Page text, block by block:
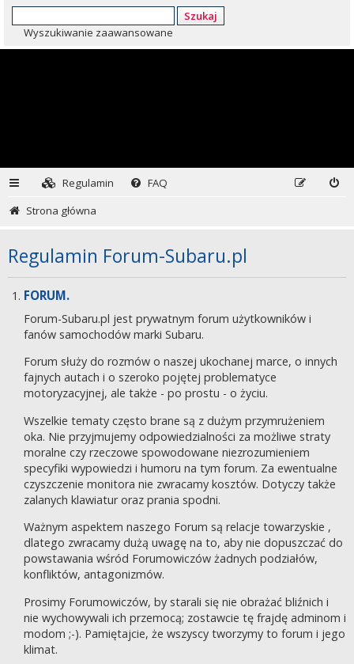
Szukaj
Wyszukiwanie zaawansowane
Regulamin
FAQ
Strona główna
Regulamin Forum-Subaru.pl
FORUM.
Forum-Subaru.pl jest prywatnym forum użytkowników i
fanów samochodów marki Subaru.
Forum służy do rozmów o naszej ukochanej marce, o innych
fajnych autach i o szeroko pojętej problematyce
motoryzacyjnej, ale także - po prostu - o życiu.
Wszelkie tematy często brane są z dużym przymrużeniem
oka. Nie przyjmujemy odpowiedzialności za możliwe straty
moralne czy rzeczowe spowodowane niezrozumieniem
specyfiki wypowiedzi i humoru na tym forum. Za ewentualne
czyszczenie monitora nie zwracamy kosztów. Dotyczy także
zalanych klawiatur oraz prania spodni.
Ważnym aspektem naszego Forum są relacje towarzyskie ,
dlatego zwracamy dużą uwagę na to, aby nie dopuszczać do
powstawania wśród Forumowiczów żadnych podziałów,
konfliktów, antagonizmów.
Prosimy Forumowiczów, by starali się nie obrażać bliźnich i
nie wychowywali ich przemocą; zostawcie tę frajdę adminom i
modom ;-). Pamiętajcie, że wszyscy tworzymy to forum i jego
klimat.